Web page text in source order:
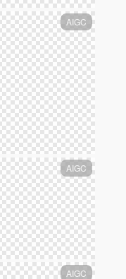
AIGC
AIGC
AIGC